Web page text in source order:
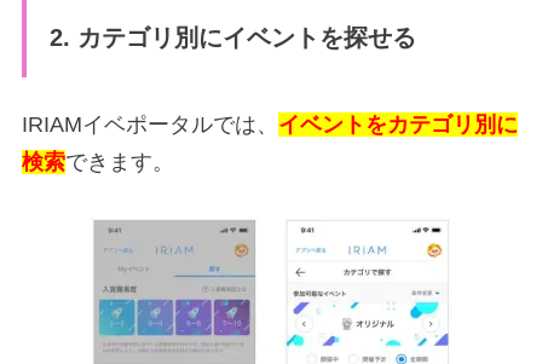
2. カテゴリ別にイベントを探せる
IRIAMイベポータルでは、 イベントをカテゴリ別に
検索できます。